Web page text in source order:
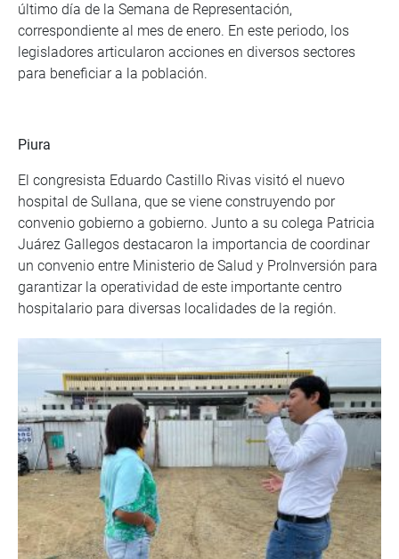
último día de la Semana de Representación,
correspondiente al mes de enero. En este periodo, los
legisladores articularon acciones en diversos sectores
para beneficiar a la población.
Piura
El congresista Eduardo Castillo Rivas visitó el nuevo
hospital de Sullana, que se viene construyendo por
convenio gobierno a gobierno. Junto a su colega Patricia
Juárez Gallegos destacaron la importancia de coordinar
un convenio entre Ministerio de Salud y ProInversión para
garantizar la operatividad de este importante centro
hospitalario para diversas localidades de la región.